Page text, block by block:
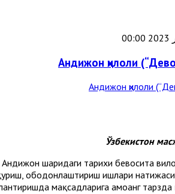
Андижон ҳилоли
Ўзбекистон
шаҳридаги тарихи бевосита
ободонлаштириш ишлари
мақсадларига ҳамоҳанг